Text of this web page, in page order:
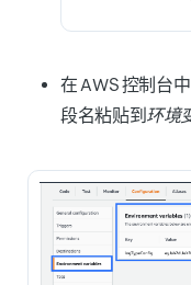
在 AWS 控制台
段名粘贴到 环境